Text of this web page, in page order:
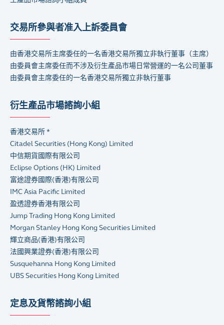
交易所參與者准入上訴委員會
由香港交易所主席委任的一名香港交易所獨立非執行董事（主席）
由委員會主席委任而不涉及衍生產品市場日常營運的一名公司董事
由委員會主席委任的一名香港交易所獨立非執行董事
衍生產品市場諮詢小組
香港交易所 *
Citadel Securities (Hong Kong) Limited
中信期貨國際有限公司
Eclipse Options (HK) Limited
富途證券國際(香港)有限公司
IMC Asia Pacific Limited
盈透證券香港有限公司
Jump Trading Hong Kong Limited
Morgan Stanley Hong Kong Securities Limited
輝立商品(香港)有限公司
法國興業證券(香港)有限公司
Susquehanna Hong Kong Limited
UBS Securities Hong Kong Limited
定息及貨幣諮詢小組